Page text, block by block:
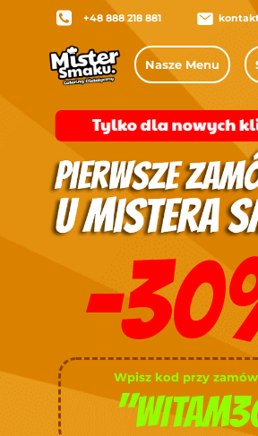
Wpisz kod przy
-
Nasze Menu
+48 888 218 881